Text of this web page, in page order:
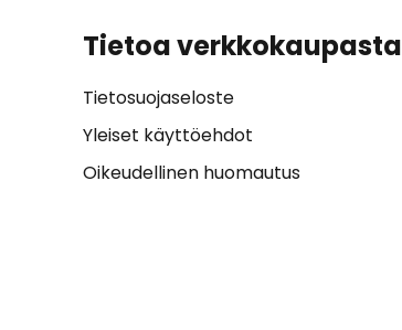
Tietoa verkkokaupasta
Tietosuojaseloste
Yleiset käyttöehdot
Oikeudellinen huomautus